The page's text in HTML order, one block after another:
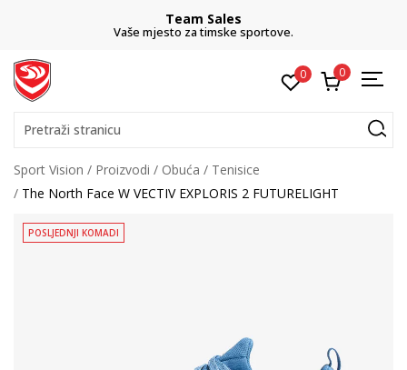
Team Sales
Vaše mjesto za timske sportove.
0 0
Pretraži stranicu
Sport Vision Proizvodi Obuća
Tenisice
The North Face W VECTIV EXPLORIS 2 FUTURELIGHT
POSLJEDNJI KOMADI